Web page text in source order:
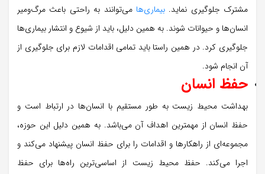
مشترک جلوگیری نماید.بیماری‌ها می‌توانند به راحتی باعث مرگ‌‌ومیر
انسان‌ها و حیوانات شوند. به همین دلیل، باید از شیوع و انتشار بیماری‌ها
جلوگیری کرد. در همین راستا باید تمامی اقدامات لازم برای جلوگیری از
آن انجام شود.
حفظ انسان
بهداشت محیط زیست به طور مستقیم با انسان‌ها در ارتباط است و
حفظ انسان از مهمترین اهداف آن می‌باشد. به همین دلیل این حوزه،
مجموعه‌ای از راهکارها و اقدامات را برای حفظ انسان پیشنهاد می‌کند و
اجرا می‌کند. حفظ محیط زیست از اساسی‌ترین راه‌ها برای حفظ